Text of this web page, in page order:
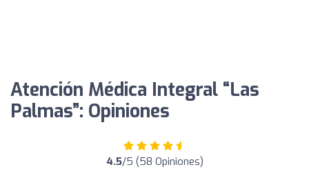
Atención Médica Integral “Las
Palmas”: Opiniones
4.5/5 (58 Opiniones)